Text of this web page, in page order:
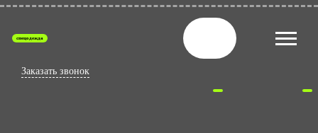
спецодежда
Заказать звонок